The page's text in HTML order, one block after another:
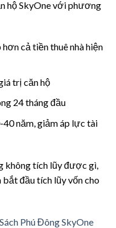
hộ SkyOne với phương
cả tiền thuê nhà hiện
trị căn hộ
24 tháng đầu
40 năm, giảm áp lực tài
không tích lũy được gì,
bắt đầu tích lũy vốn cho
Phú Đông SkyOne